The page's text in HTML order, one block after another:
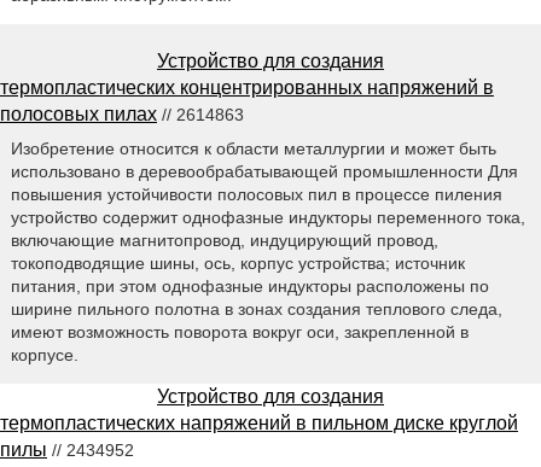
Устройство для создания
термопластических концентрированных напряжений в
полосовых пилах // 2614863
Изобретение относится к области металлургии и может быть
использовано в деревообрабатывающей промышленности Для
повышения устойчивости полосовых пил в процессе пиления
устройство содержит однофазные индукторы переменного тока,
включающие магнитопровод, индуцирующий провод,
токоподводящие шины, ось, корпус устройства; источник
питания, при этом однофазные индукторы расположены по
ширине пильного полотна в зонах создания теплового следа,
имеют возможность поворота вокруг оси, закрепленной в
корпусе.
Устройство для создания
термопластических напряжений в пильном диске круглой
пилы // 2434952